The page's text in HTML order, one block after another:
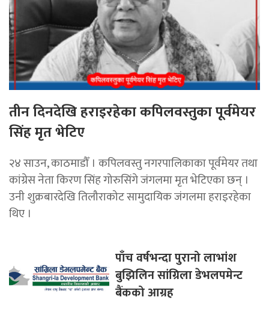
तीन दिनदेखि हराइरहेका कपिलवस्तुका पूर्वमेयर
सिंह मृत भेटिए
२४ साउन, काठमाडौँ । कपिलवस्तु नगरपालिकाका पूर्वमेयर तथा
कांग्रेस नेता किरण सिंह गोरुसिंगे जंगलमा मृत भेटिएका छन् ।
उनी शुक्रबारदेखि तिलौराकोट सामुदायिक जंगलमा हराइरहेका
थिए ।
पाँच वर्षभन्दा पुरानो लाभांश
बुझिलिन सांग्रिला डेभलपमेन्ट
बैंकको आग्रह